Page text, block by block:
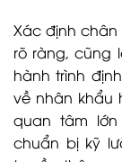
Xác định
rõ ràng, cũng
hành trình
về nhân khẩu
quan tâm
chuẩn bị kỹ